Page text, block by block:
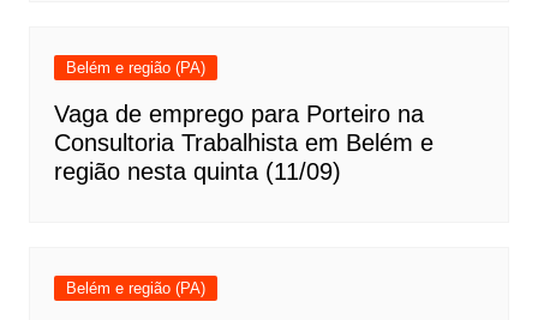
Belém e região (PA)
Vaga de emprego para Porteiro na
Consultoria Trabalhista em Belém e
região nesta quinta (11/09)
Belém e região (PA)